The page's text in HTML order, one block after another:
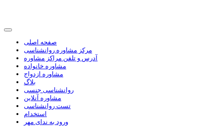
صفحه اصلی
مرکز مشاوره روانشناسی
آدرس و تلفن مراکز مشاوره
مشاوره خانواده
مشاوره ازدواج
بلاگ
روانشناسی جنسی
مشاوره آنلاین
تست روانشناسی
استخدام
ورود به ندای مهر